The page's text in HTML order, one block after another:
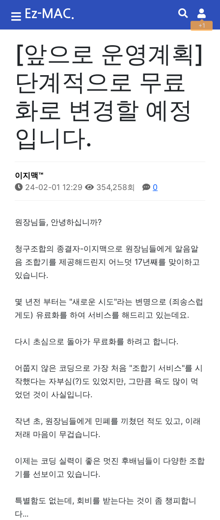
Ez-MAC.
+1
[앞으로 운영계획]
단계적으로 무료
화로 변경할 예정
입니다.
이지맥™
24-02-01 12:29
354,258회 0
원장님들, 안녕하십니까?
청구조합의 종결자-이지맥으로 원장님들에게 알음알
음 조합기를 제공해드린지 어느덧 17년째를 맞이하고
있습니다.
몇 년전 부터는 "새로운 시도"라는 변명으로 (죄송스럽
게도) 유료화를 하여 서비스를 해드리고 있는데요.
다시 초심으로 돌아가 무료화를 하려고 합니다.
어쭙지 않은 코딩으로 가장 처음 "조합기 서비스"를 시
작했다는 자부심(?)도 있었지만, 그만큼 욕도 많이 먹
었던 것이 사실입니다.
작년 초, 원장님들에게 민폐를 끼쳤던 적도 있고, 이래
저래 마음이 무겁습니다.
이제는 코딩 실력이 좋은 멋진 후배님들이 다양한 조합
기를 선보이고 있습니다.
특별함도 없는데, 회비를 받는다는 것이 좀 챙피합니
다...